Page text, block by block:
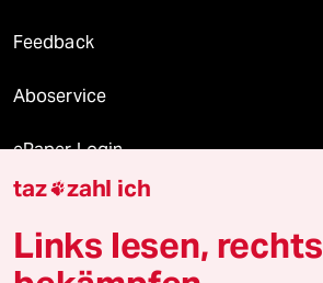
Feedback
Aboservice
ePaper Login
Downloads für Abonnierende
taz zahl ich
Links lesen, rechts